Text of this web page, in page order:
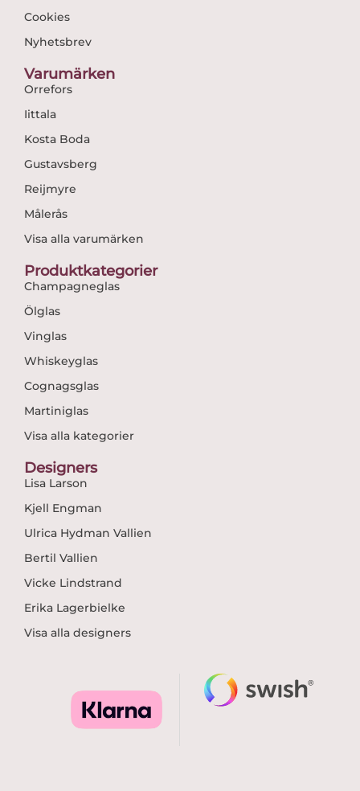
Cookies
Nyhetsbrev
Varumärken
Orrefors
Iittala
Kosta Boda
Gustavsberg
Reijmyre
Målerås
Visa alla varumärken
Produktkategorier
Champagneglas
Ölglas
Vinglas
Whiskeyglas
Cognagsglas
Martiniglas
Visa alla kategorier
Designers
Lisa Larson
Kjell Engman
Ulrica Hydman Vallien
Bertil Vallien
Vicke Lindstrand
Erika Lagerbielke
Visa alla designers